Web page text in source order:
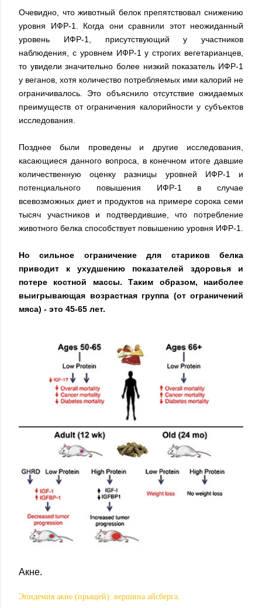
Очевидно, что животный белок препятствовал снижению
уровня ИФР-1. Когда они сравнили этот неожиданный
уровень ИФР-1, присутствующий у участников
наблюдения, с уровнем ИФР-1 у строгих вегетарианцев,
то увидели значительно более низкий показатель ИФР-1
у веганов, хотя количество потребляемых ими калорий не
ограничивалось. Это объяснило отсутствие ожидаемых
преимуществ от ограничения калорийности у субъектов
исследования.
Позднее были проведены и другие исследования,
касающиеся данного вопроса, в конечном итоге давшие
количественную оценку разницы уровней ИФР-1 и
потенциального повышения ИФР-1 в случае
всевозможных диет и продуктов на примере сорока семи
тысяч участников и подтвердившие, что потребление
животного белка способствует повышению уровня ИФР-1.
Но сильное ограничение для стариков белка
приводит к ухудшению показателей здоровья и
потере костной массы. Таким образом, наиболее
выигрывающая возрастная группа (от ограничений
мяса) - это 45-65 лет.
Акне.
Эпидемия акне (прыщей): вершина айсберга